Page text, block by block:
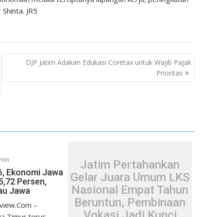
JR5
DJP Jatim Adakan Edukasi Coretax untuk Wajib Pajak
Prioritas
Ekonomi Jawa
Persen,
Jawa
–
Jatim Pertahankan
Gelar Juara Umum LKS
Nasional Empat Tahun
Beruntun, Pembinaan